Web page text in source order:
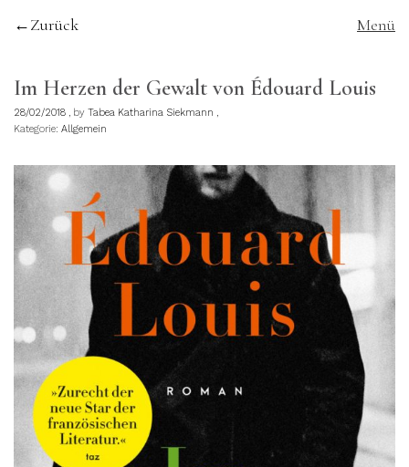
Zurück Menü
Im Herzen der Gewalt von Édouard Louis
28/02/2018 by Tabea Katharina Siekmann
Kategorie: Allgemein